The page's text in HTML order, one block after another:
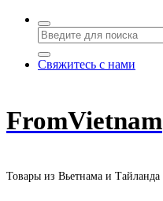
Свяжитесь с нами
FromVietnam
Товары из Вьетнама и Тайланда